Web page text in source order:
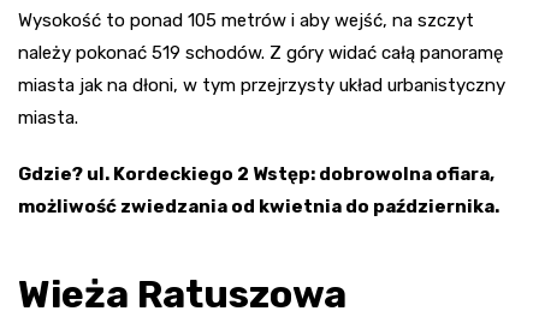
Wysokość to ponad 105 metrów i aby wejść, na szczyt
należy pokonać 519 schodów. Z góry widać całą panoramę
miasta jak na dłoni, w tym przejrzysty układ urbanistyczny
miasta.
Gdzie? ul. Kordeckiego 2 Wstęp: dobrowolna ofiara,
możliwość zwiedzania od kwietnia do października.
Wieża Ratuszowa